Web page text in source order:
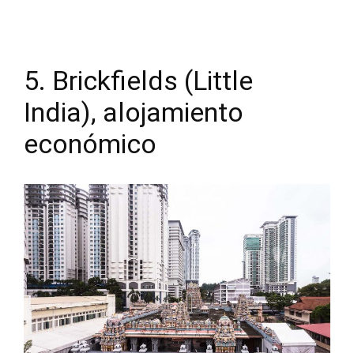
5. Brickfields (Little
India), alojamiento
económico